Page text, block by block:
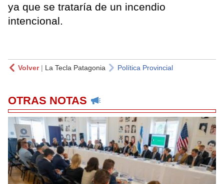
ya que se trataría de un incendio
intencional.
Volver| La Tecla Patagonia Política Provincial
OTRAS NOTAS